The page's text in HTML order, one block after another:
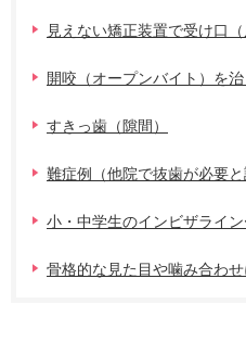
見えない矯正装置で受け口
開咬（オープンバイト）を
すきっ歯（隙間）
難症例（他院で抜歯が必要と
小・中学生のインビザライ
骨格的な見た目や噛み合わ